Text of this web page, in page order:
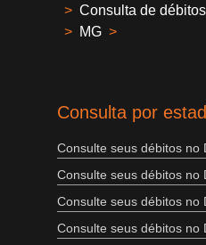
> Consulta de débitos
> MG >
Consulta por
Consulte seus débitos no
Consulte seus débitos no
Consulte seus débitos no
Consulte seus débitos no